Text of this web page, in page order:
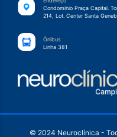
Condomínio Praça Capital.
214, Lot. Center Santa
Ônibus
Linha 381
© 2024 Neuroclínica -